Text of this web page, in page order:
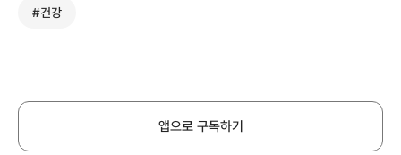
#건강
앱으로 구독하기